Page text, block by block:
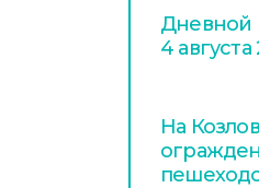
Дневной
4
На